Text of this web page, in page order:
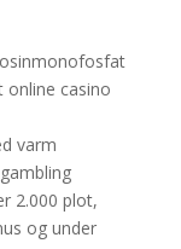
online casino
varm
2.000 plot,
og under